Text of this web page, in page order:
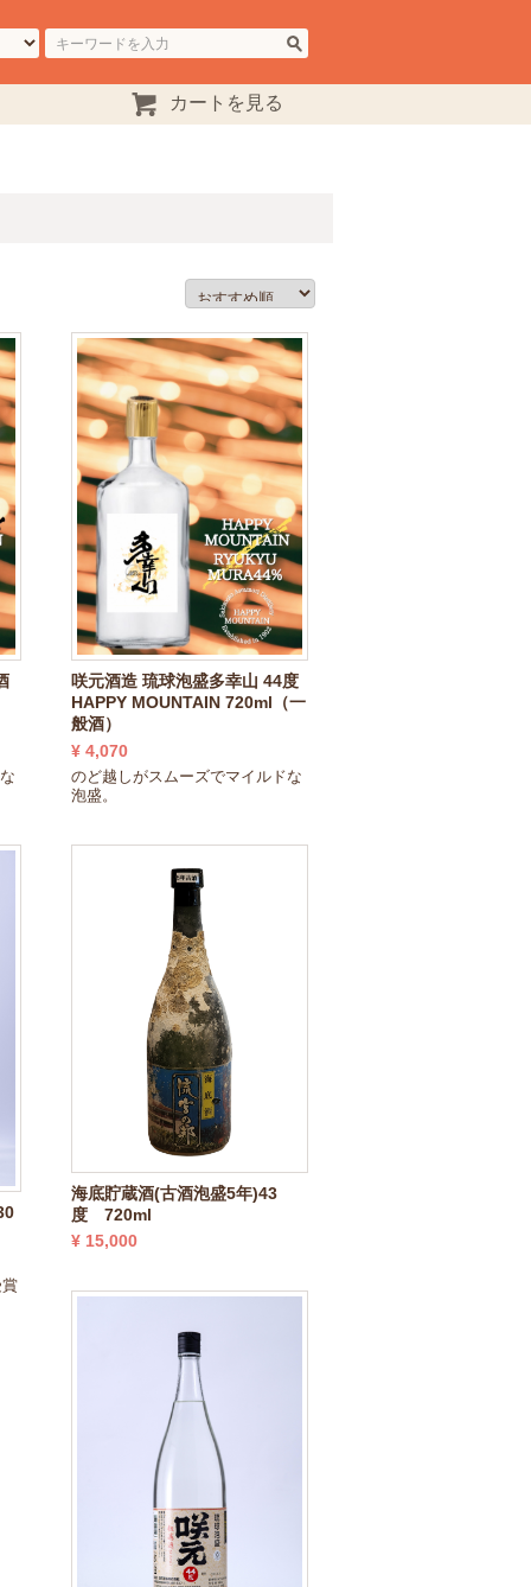
カートを見る
咲元酒造 琉球泡盛多幸山 44度
HAPPY MOUNTAIN 720ml（一
般酒）
¥ 4,070
のど越しがスムーズでマイルドな
泡盛。
海底貯蔵酒(古酒泡盛5年)43
度 720ml
¥ 15,000